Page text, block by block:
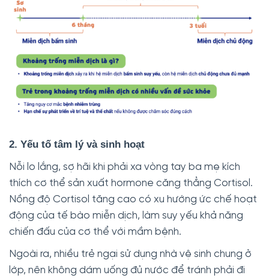
2. Yếu tố tâm lý và sinh hoạt
Nỗi lo lắng, sợ hãi khi phải xa vòng tay ba mẹ kích
thích cơ thể sản xuất hormone căng thẳng Cortisol.
Nồng độ Cortisol tăng cao có xu hướng ức chế hoạt
động của tế bào miễn dịch, làm suy yếu khả năng
chiến đấu của cơ thể với mầm bệnh.
Ngoài ra, nhiều trẻ ngại sử dụng nhà vệ sinh chung ở
lớp, nên không dám uống đủ nước để tránh phải đi